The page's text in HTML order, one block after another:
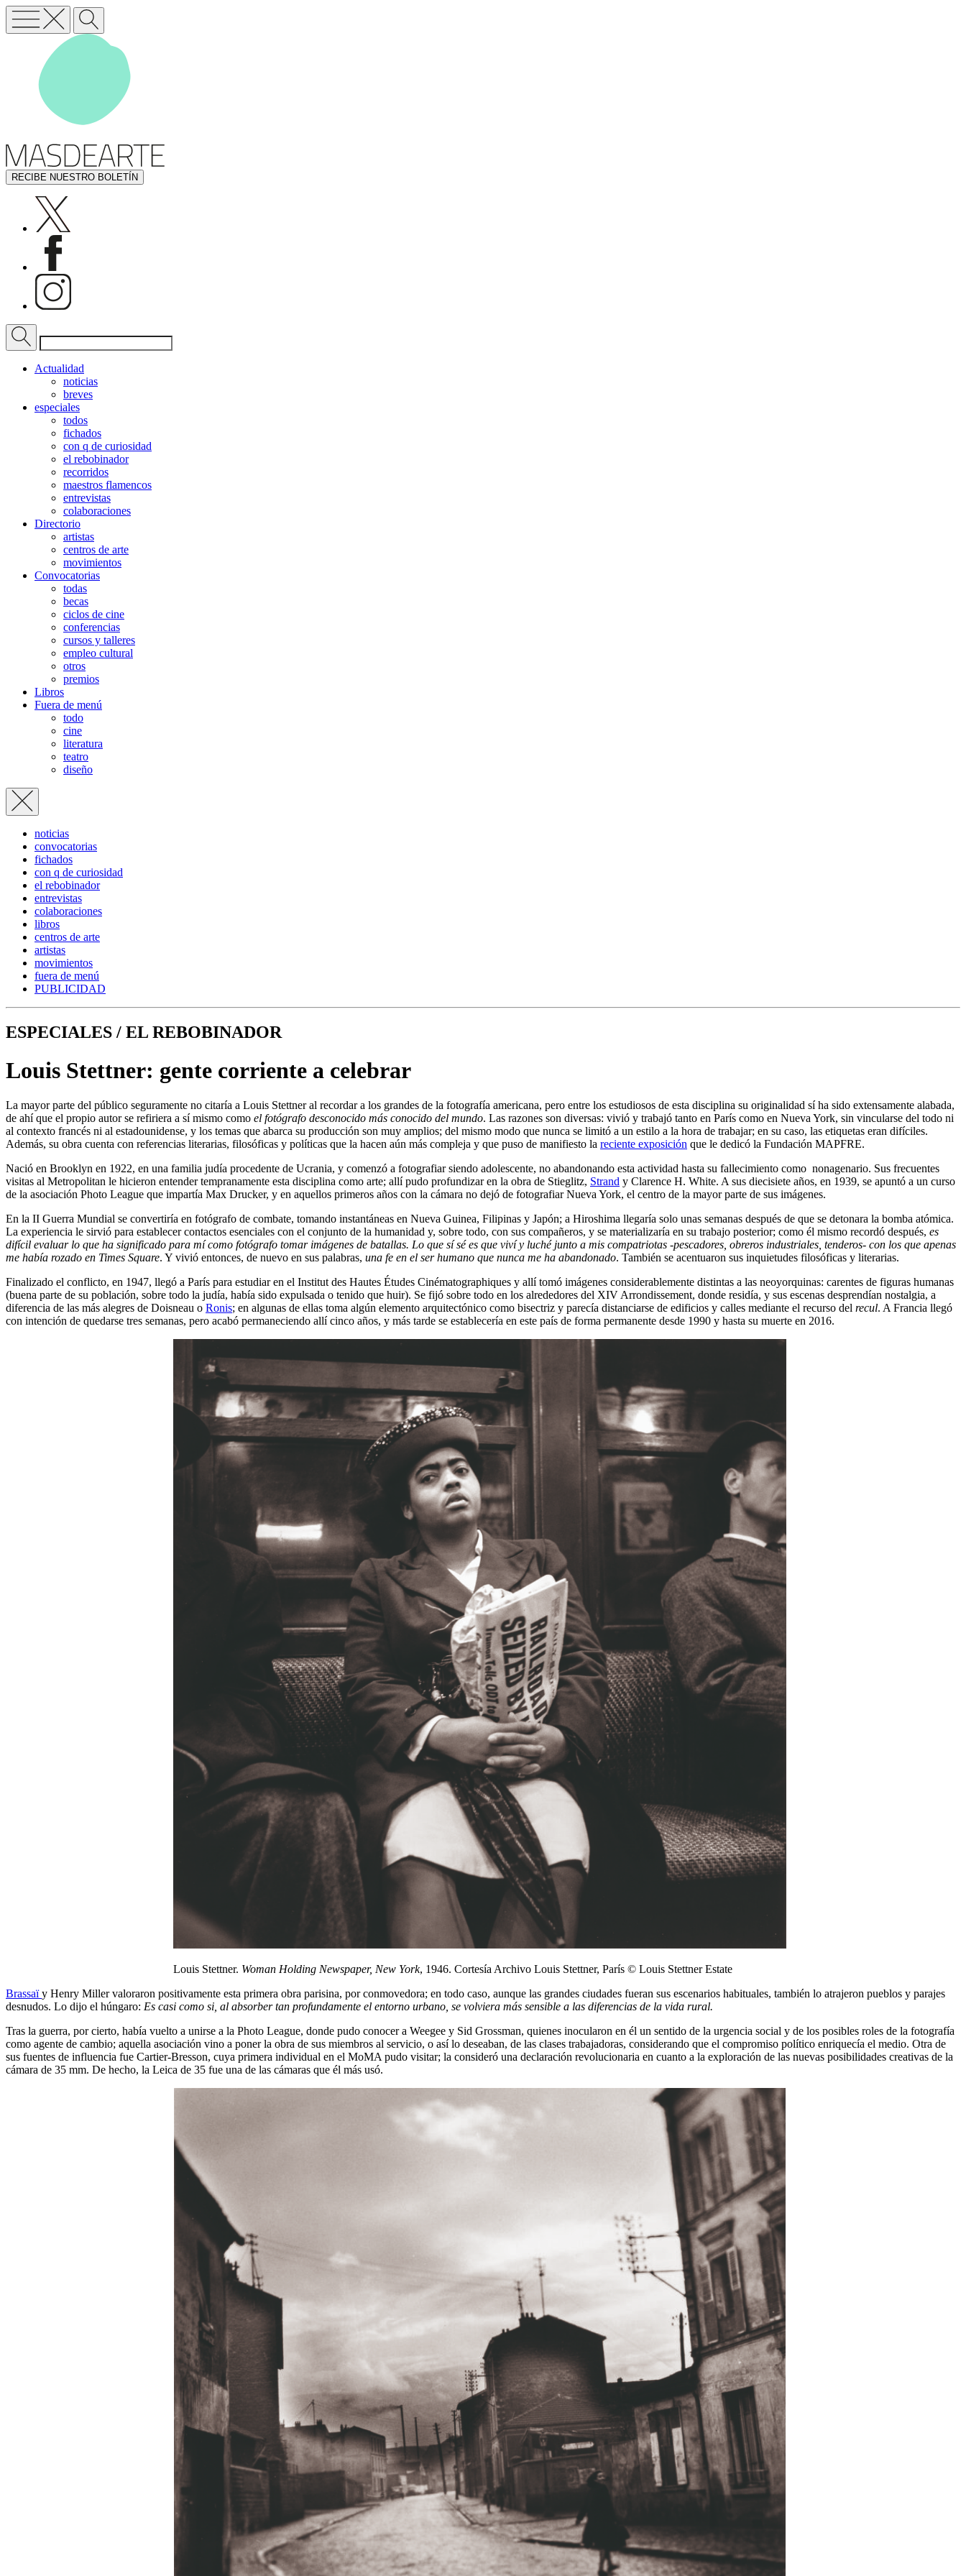
RECIBE NUESTRO BOLETÍN
Actualidad
noticias
breves
especiales
todos
fichados
con q de curiosidad
el rebobinador
recorridos
maestros flamencos
entrevistas
colaboraciones
Directorio
artistas
centros de arte
movimientos
Convocatorias
todas
becas
ciclos de cine
conferencias
cursos y talleres
empleo cultural
otros
premios
Libros
Fuera de menú
todo
cine
literatura
teatro
diseño
noticias
convocatorias
fichados
con q de curiosidad
el rebobinador
entrevistas
colaboraciones
libros
centros de arte
artistas
movimientos
fuera de menú
PUBLICIDAD
ESPECIALES / EL REBOBINADOR
Louis Stettner: gente corriente a celebrar
La mayor parte del público seguramente no citaría a Louis Stettner al recordar a los grandes de la fotografía americana, pero entre los estudiosos de esta disciplina su originalidad sí ha sido extensamente alabada,
de ahí que el propio autor se refiriera a sí mismo como el fotógrafo desconocido más conocido del mundo. Las razones son diversas: vivió y trabajó tanto en París como en Nueva York, sin vincularse del todo ni
al contexto francés ni al estadounidense, y los temas que abarca su producción son muy amplios; del mismo modo que nunca se limitó a un estilo a la hora de trabajar; en su caso, las etiquetas eran difíciles.
Además, su obra cuenta con referencias literarias, filosóficas y políticas que la hacen aún más compleja y que puso de manifiesto la reciente exposición que le dedicó la Fundación MAPFRE.
Nació en Brooklyn en 1922, en una familia judía procedente de Ucrania, y comenzó a fotografiar siendo adolescente, no abandonando esta actividad hasta su fallecimiento como nonagenario. Sus frecuentes
visitas al Metropolitan le hicieron entender tempranamente esta disciplina como arte; allí pudo profundizar en la obra de Stieglitz, Strand y Clarence H. White. A sus diecisiete años, en 1939, se apuntó a un curso
de la asociación Photo League que impartía Max Drucker, y en aquellos primeros años con la cámara no dejó de fotografiar Nueva York, el centro de la mayor parte de sus imágenes.
En la II Guerra Mundial se convertiría en fotógrafo de combate, tomando instantáneas en Nueva Guinea, Filipinas y Japón; a Hiroshima llegaría solo unas semanas después de que se detonara la bomba atómica.
La experiencia le sirvió para establecer contactos esenciales con el conjunto de la humanidad y, sobre todo, con sus compañeros, y se materializaría en su trabajo posterior; como él mismo recordó después, es
difícil evaluar lo que ha significado para mí como fotógrafo tomar imágenes de batallas. Lo que sí sé es que viví y luché junto a mis compatriotas -pescadores, obreros industriales, tenderos- con los que apenas
me había rozado en Times Square. Y vivió entonces, de nuevo en sus palabras, una fe en el ser humano que nunca me ha abandonado. También se acentuaron sus inquietudes filosóficas y literarias.
Finalizado el conflicto, en 1947, llegó a París para estudiar en el Institut des Hautes Études Cinématographiques y allí tomó imágenes considerablemente distintas a las neoyorquinas: carentes de figuras humanas
(buena parte de su población, sobre todo la judía, había sido expulsada o tenido que huir). Se fijó sobre todo en los alrededores del XIV Arrondissement, donde residía, y sus escenas desprendían nostalgia, a
diferencia de las más alegres de Doisneau o Ronis; en algunas de ellas toma algún elemento arquitectónico como bisectriz y parecía distanciarse de edificios y calles mediante el recurso del recul. A Francia llegó
con intención de quedarse tres semanas, pero acabó permaneciendo allí cinco años, y más tarde se establecería en este país de forma permanente desde 1990 y hasta su muerte en 2016.
Louis Stettner. Woman Holding Newspaper, New York, 1946. Cortesía Archivo Louis Stettner, París © Louis Stettner Estate
Brassaïy Henry Miller valoraron positivamente esta primera obra parisina, por conmovedora; en todo caso, aunque las grandes ciudades fueran sus escenarios habituales, también lo atrajeron pueblos y parajes
desnudos. Lo dijo el húngaro: Es casi como si, al absorber tan profundamente el entorno urbano, se volviera más sensible a las diferencias de la vida rural.
Tras la guerra, por cierto, había vuelto a unirse a la Photo League, donde pudo conocer a Weegee y Sid Grossman, quienes inocularon en él un sentido de la urgencia social y de los posibles roles de la fotografía
como agente de cambio; aquella asociación vino a poner la obra de sus miembros al servicio, o así lo deseaban, de las clases trabajadoras, considerando que el compromiso político enriquecía el medio. Otra de
sus fuentes de influencia fue Cartier-Bresson, cuya primera individual en el MoMA pudo visitar; la consideró una declaración revolucionaria en cuanto a la exploración de las nuevas posibilidades creativas de la
cámara de 35 mm. De hecho, la Leica de 35 fue una de las cámaras que él más usó.